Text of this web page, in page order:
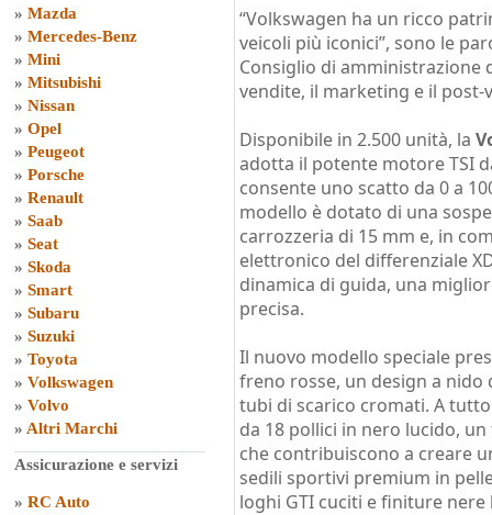
» Mazda
» Mercedes-Benz
» Mini
» Mitsubishi
» Nissan
» Opel
» Peugeot
» Porsche
» Renault
» Saab
» Seat
» Skoda
» Smart
» Subaru
» Suzuki
» Toyota
» Volkswagen
» Volvo
» Altri Marchi
Assicurazione e servizi
» RC Auto
“Volkswagen ha un ricco
veicoli più iconici”, sono le
Consiglio di amministrazione
vendite, il marketing e il post-
Disponibile in 2.500 unità, la
adotta il potente motore TSI
consente uno scatto da 0 a
modello è dotato di una
carrozzeria di 15 mm e, in
elettronico del differenziale
dinamica di guida, una
precisa.
Il nuovo modello speciale
freno rosse, un design a
tubi di scarico cromati. A
da 18 pollici in nero lucido,
che contribuiscono a creare
sedili sportivi premium in
loghi GTI cuciti e finiture